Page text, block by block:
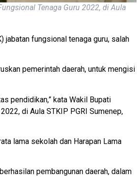
Tenaga Guru 2022, di Aula
jabatan fungsional tenaga guru, salah
pemerintah daerah, untuk mengisi
pendidikan,” kata Wakil Bupati
di Aula STKIP PGRI Sumenep,
lama sekolah dan Harapan Lama
pembangunan daerah, dalam